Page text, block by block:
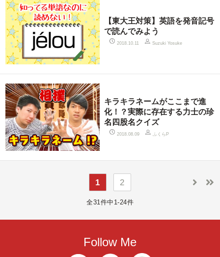
【東大王対策】英語を発音記号
で読んでみよう
2018.10.11 Suzuki Yosuke
キラキラネームがここまで進
化！？実際に存在する力士の珍
名四股名クイズ
2018.08.09 ふくらP
1 2
全31件中1-24件
Follow Me